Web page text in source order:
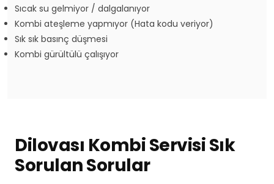
Sıcak su gelmiyor / dalgalanıyor
Kombi ateşleme yapmıyor (Hata kodu veriyor)
Sık sık basınç düşmesi
Kombi gürültülü çalışıyor
Dilovası Kombi Servisi Sık
Sorulan Sorular